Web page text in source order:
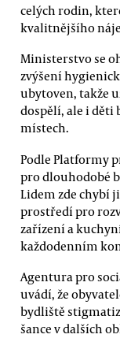
celých rodin,
kvalitnějšího
Ministerstvo se
zvýšení
ubytoven, takže
dospělí, ale i děti
místech.
Podle Platformy
pro dlouhodobé
Lidem zde chybí
prostředí pro
zařízení a
každodenním
Agentura pro
uvádí, že
bydliště
šance v dalších